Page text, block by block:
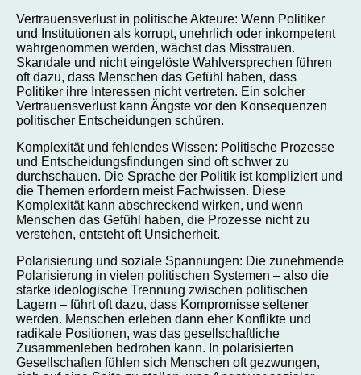
Vertrauensverlust in politische Akteure: Wenn Politiker
und Institutionen als korrupt, unehrlich oder inkompetent
wahrgenommen werden, wächst das Misstrauen.
Skandale und nicht eingelöste Wahlversprechen führen
oft dazu, dass Menschen das Gefühl haben, dass
Politiker ihre Interessen nicht vertreten. Ein solcher
Vertrauensverlust kann Ängste vor den Konsequenzen
politischer Entscheidungen schüren.
Komplexität und fehlendes Wissen: Politische Prozesse
und Entscheidungsfindungen sind oft schwer zu
durchschauen. Die Sprache der Politik ist kompliziert und
die Themen erfordern meist Fachwissen. Diese
Komplexität kann abschreckend wirken, und wenn
Menschen das Gefühl haben, die Prozesse nicht zu
verstehen, entsteht oft Unsicherheit.
Polarisierung und soziale Spannungen: Die zunehmende
Polarisierung in vielen politischen Systemen – also die
starke ideologische Trennung zwischen politischen
Lagern – führt oft dazu, dass Kompromisse seltener
werden. Menschen erleben dann eher Konflikte und
radikale Positionen, was das gesellschaftliche
Zusammenleben bedrohen kann. In polarisierten
Gesellschaften fühlen sich Menschen oft gezwungen,